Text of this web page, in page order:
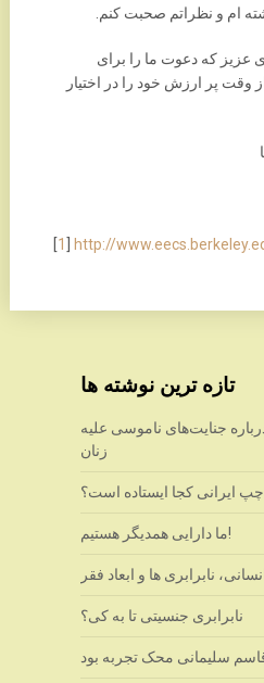
ام و نظراتم صحبت کنم.
عزیز که دعوت ما را برای
وقت پر ارزش خود را در اختیار
1 http://
تازه ترین نوشته ها
جنایت‌های ناموسی علیه
زنان
چپ ایرانی کجا ایستاده است؟
ما دارایی همدیگر هستیم!
نابرابری ها و ابعاد فقر
نابرابری جنسیتی تا به کی؟
سلیمانی محک تجربه بود